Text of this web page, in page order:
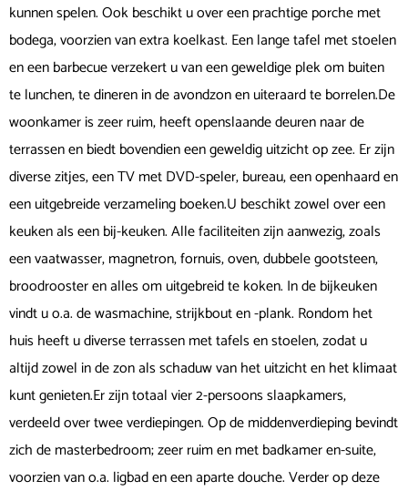
kunnen spelen. Ook beschikt u over een prachtige porche met
bodega, voorzien van extra koelkast. Een lange tafel met stoelen
en een barbecue verzekert u van een geweldige plek om buiten
te lunchen, te dineren in de avondzon en uiteraard te borrelen.De
woonkamer is zeer ruim, heeft openslaande deuren naar de
terrassen en biedt bovendien een geweldig uitzicht op zee. Er zijn
diverse zitjes, een TV met DVD-speler, bureau, een openhaard en
een uitgebreide verzameling boeken.U beschikt zowel over een
keuken als een bij-keuken. Alle faciliteiten zijn aanwezig, zoals
een vaatwasser, magnetron, fornuis, oven, dubbele gootsteen,
broodrooster en alles om uitgebreid te koken. In de bijkeuken
vindt u o.a. de wasmachine, strijkbout en -plank. Rondom het
huis heeft u diverse terrassen met tafels en stoelen, zodat u
altijd zowel in de zon als schaduw van het uitzicht en het klimaat
kunt genieten.Er zijn totaal vier 2-persoons slaapkamers,
verdeeld over twee verdiepingen. Op de middenverdieping bevindt
zich de masterbedroom; zeer ruim en met badkamer en-suite,
voorzien van o.a. ligbad en een aparte douche. Verder op deze